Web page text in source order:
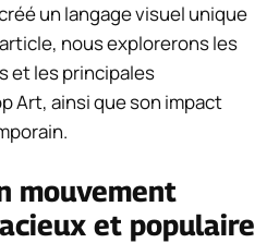
un langage visuel unique
nous explorerons les
et les principales
Art, ainsi que son impact
mouvement
et populaire